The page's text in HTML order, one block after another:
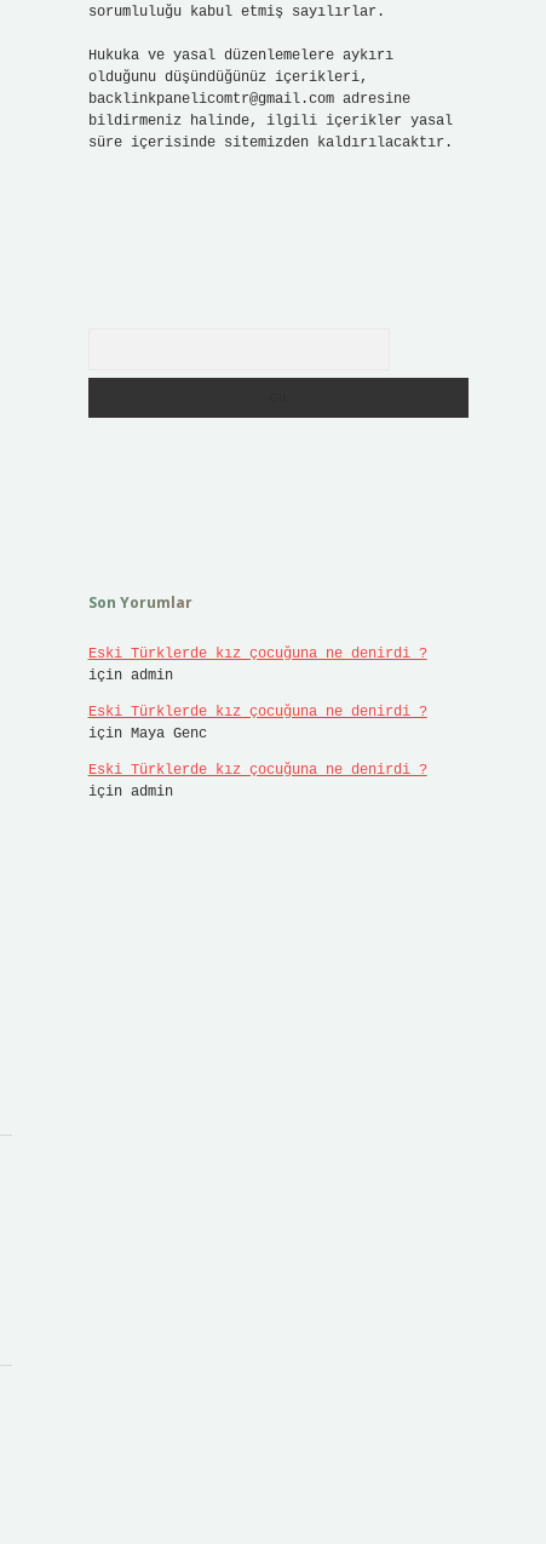
sorumluluğu kabul etmiş sayılırlar.
Hukuka ve yasal düzenlemelere aykırı
olduğunu düşündüğünüz içerikleri,
backlinkpanelicomtr@gmail.comadresine
bildirmeniz halinde, ilgili içerikler yasal
süre içerisinde sitemizden kaldırılacaktır.
Son Yorumlar
Eski Türklerde kız çocuğuna ne denirdi ?
için admin
Eski Türklerde kız çocuğuna ne denirdi ?
için Maya Genc
Eski Türklerde kız çocuğuna ne denirdi ?
için admin